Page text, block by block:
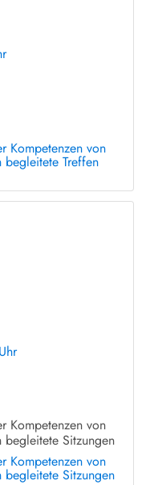
Kompetenzen von
Treffen
Kompetenzen von
Sitzungen
Kompetenzen von
Sitzungen